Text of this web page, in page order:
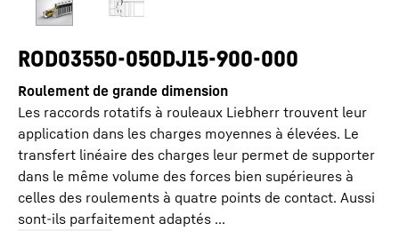
ROD03550-050DJ15-900-000
Roulement de grande dimension
Les raccords rotatifs à rouleaux Liebherr trouvent leur
application dans les charges moyennes à élevées. Le
transfert linéaire des charges leur permet de supporter
dans le même volume des forces bien supérieures à
celles des roulements à quatre points de contact. Aussi
sont-ils parfaitement adaptés ...